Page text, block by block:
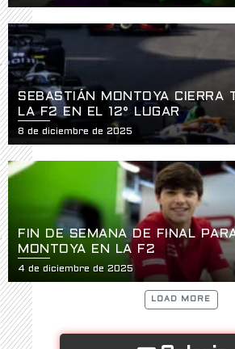
SEBASTIÁN MONTOYA CIERRA
LA F2 EN EL 12° LUGAR
8 de diciembre de 2025
FIN DE SEMANA DE FINAL
MONTOYA EN LA F2
4 de diciembre de 2025
LOAD MORE